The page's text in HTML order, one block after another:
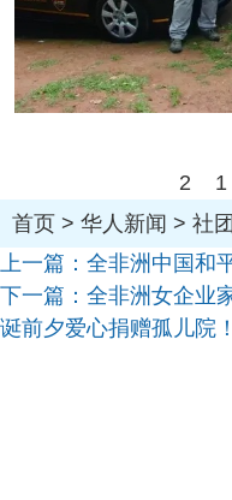
2 1
首页 > 华人新闻 > 社
上一篇： 全非洲中国和
下一篇： 全非洲女企业
诞前夕爱心捐赠孤儿院！